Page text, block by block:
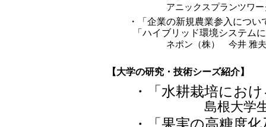
アニックスプランツワ
・「企業の新規農業参入につい
「ハイブリッド環境システム
ネポン（株） 今井 雅
【大学の研究・技術シーズ紹介】
・「水耕栽培におけ
島根大学